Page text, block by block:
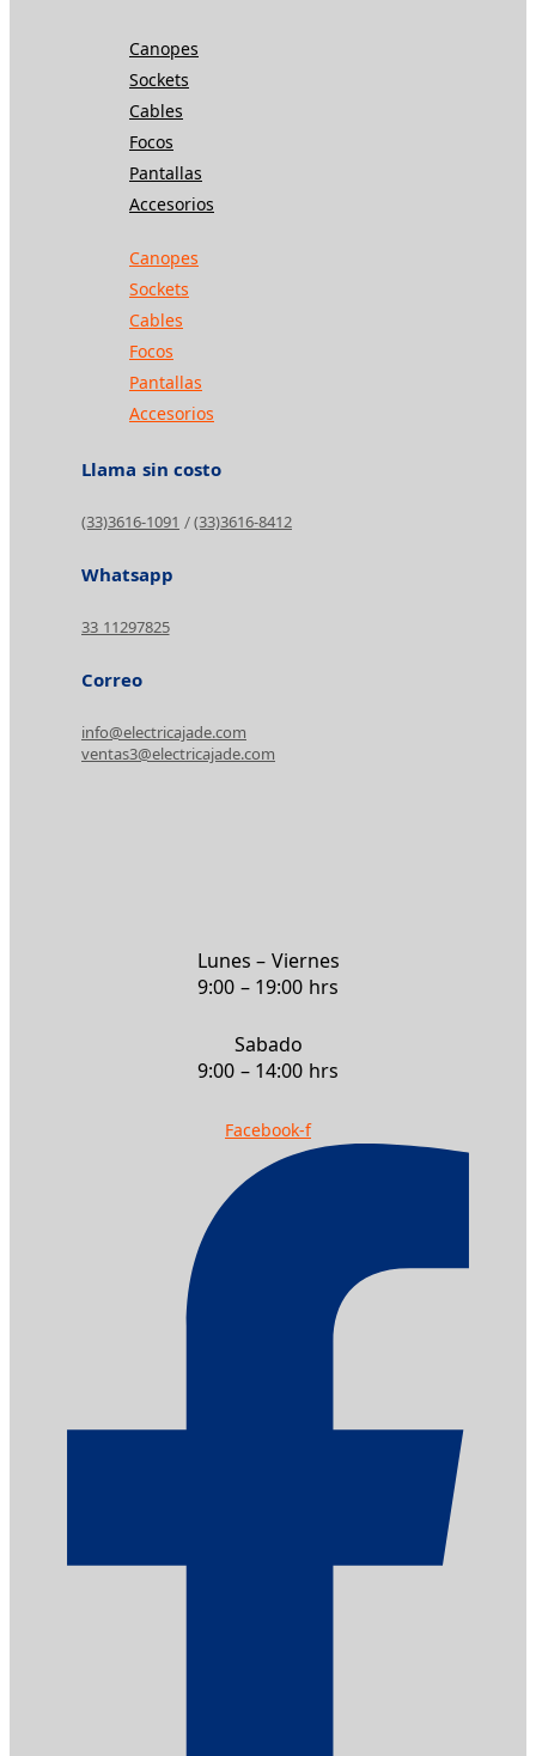
Canopes
Sockets
Cables
Focos
Pantallas
Accesorios
Canopes
Sockets
Cables
Focos
Pantallas
Accesorios
Llama sin costo
(33)3616-1091 / (33)3616-8412
Whatsapp
33 11297825
Correo
info@electricajade.com
ventas3@electricajade.com
Lunes – Viernes
9:00 – 19:00 hrs
Sabado
9:00 – 14:00 hrs
Facebook-f